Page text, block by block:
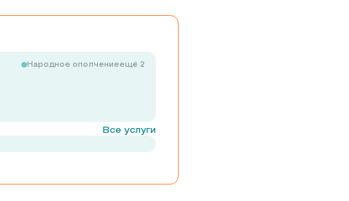
Народное ополчение ещё 2
Все услуги